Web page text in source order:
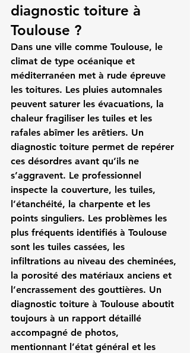
diagnostic toiture à
Toulouse ?
Dans une ville comme Toulouse, le
climat de type océanique et
méditerranéen met à rude épreuve
les toitures. Les pluies automnales
peuvent saturer les évacuations, la
chaleur fragiliser les tuiles et les
rafales abîmer les arêtiers. Un
diagnostic toiture permet de repérer
ces désordres avant qu’ils ne
s’aggravent. Le professionnel
inspecte la couverture, les tuiles,
l’étanchéité, la charpente et les
points singuliers. Les problèmes les
plus fréquents identifiés à Toulouse
sont les tuiles cassées, les
infiltrations au niveau des cheminées,
la porosité des matériaux anciens et
l’encrassement des gouttières. Un
diagnostic toiture à Toulouse aboutit
toujours à un rapport détaillé
accompagné de photos,
mentionnant l’état général et les